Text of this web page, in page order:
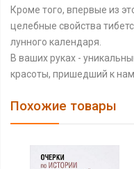
Кроме того, впервые из
целебные свойства
лунного календаря.
В ваших руках -
красоты, пришедший к
Похожие товары